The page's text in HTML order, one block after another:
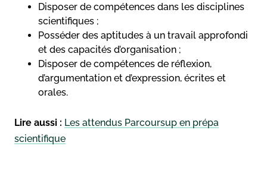
Disposer de compétences dans les disciplines
scientifiques ;
Posséder des aptitudes à un travail approfondi
et des capacités d’organisation ;
Disposer de compétences de réflexion,
d’argumentation et d’expression, écrites et
orales.
Lire aussi : Les attendus Parcoursup en prépa
scientifique